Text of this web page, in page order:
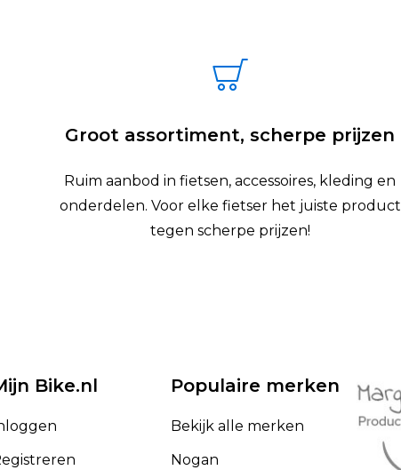
Groot assortiment, scherpe prijzen
Ruim aanbod in fietsen, accessoires, kleding en
onderdelen. Voor elke fietser het juiste product
tegen scherpe prijzen!
Bike.nl Populaire merken
Bekijk alle merken
Nogan